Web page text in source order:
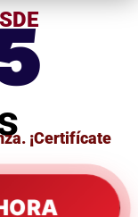
¡Certifícate